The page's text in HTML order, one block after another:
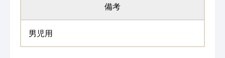
備考
男児用